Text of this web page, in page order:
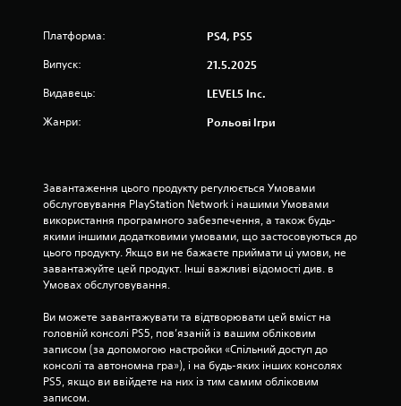
н
а
о
о
Платформа: PS4, PS5
Випуск: 21.5.2025
Видавець: LEVEL5 Inc.
Жанри: Рольові Ігри
Завантаження цього продукту регулюється Умовами
обслуговування PlayStation Network і нашими Умовами
використання програмного забезпечення, а також будь-
якими іншими додатковими умовами, що застосовуються до
цього продукту. Якщо ви не бажаєте приймати ці умови, не
завантажуйте цей продукт. Інші важливі відомості див. в
Умовах обслуговування.
Ви можете завантажувати та відтворювати цей вміст на
головній консолі PS5, пов’язаній із вашим обліковим
записом (за допомогою настройки «Спільний доступ до
консолі та автономна гра»), і на будь-яких інших консолях
PS5, якщо ви ввійдете на них із тим самим обліковим
записом.